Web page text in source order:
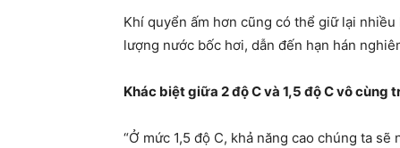
Khí quyển ấm hơn cũng có thể giữ lại
lượng nước bốc hơi, dẫn đến hạn hán
Khác biệt giữa 2 độ C và 1,5 độ C vô
“Ở mức 1,5 độ C, khả năng cao chúng ta